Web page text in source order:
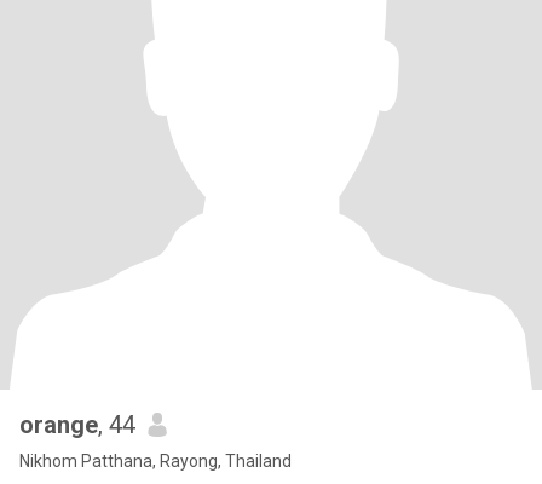
orange, 44
Nikhom Patthana, Rayong, Thailand